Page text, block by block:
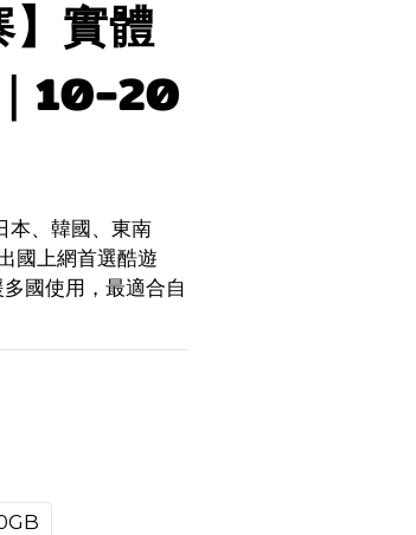
】實體
10-20
本、韓國、東南
國上網首選酷遊
國使用，最適合自